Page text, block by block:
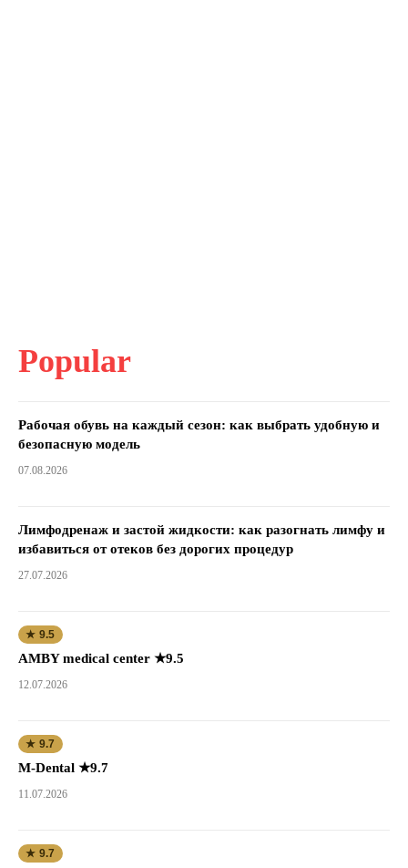
Popular
Рабочая обувь на каждый сезон: как выбрать удобную и
безопасную модель
07.08.2026
Лимфодренаж и застой жидкости: как разогнать лимфу и
избавиться от отеков без дорогих процедур
27.07.2026
★ 9.5
AMBY medical center ★9.5
12.07.2026
★ 9.7
M-Dental ★9.7
11.07.2026
★ 9.7